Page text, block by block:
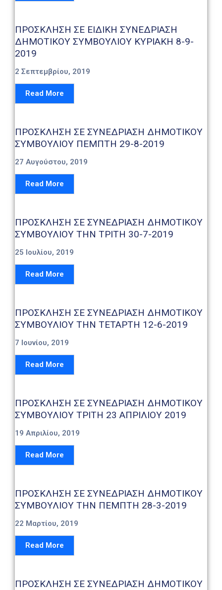
ΠΡΟΣΚΛΗΣΗ ΣΕ ΕΙΔΙΚΗ ΣΥΝΕΔΡΙΑΣΗ
ΔΗΜΟΤΙΚΟΥ ΣΥΜΒΟΥΛΙΟΥ ΚΥΡΙΑΚΗ 8-9-
2019
2 Σεπτεμβρίου, 2019
Read More
ΠΡΟΣΚΛΗΣΗ ΣΕ ΣΥΝΕΔΡΙΑΣΗ ΔΗΜΟΤΙΚΟΥ
ΣΥΜΒΟΥΛΙΟΥ ΠΕΜΠΤΗ 29-8-2019
27 Αυγούστου, 2019
Read More
ΠΡΟΣΚΛΗΣΗ ΣΕ ΣΥΝΕΔΡΙΑΣΗ ΔΗΜΟΤΙΚΟΥ
ΣΥΜΒΟΥΛΙΟΥ ΤΗΝ ΤΡΙΤΗ 30-7-2019
25 Ιουλίου, 2019
Read More
ΠΡΟΣΚΛΗΣΗ ΣΕ ΣΥΝΕΔΡΙΑΣΗ ΔΗΜΟΤΙΚΟΥ
ΣΥΜΒΟΥΛΙΟΥ ΤΗΝ ΤΕΤΑΡΤΗ 12-6-2019
7 Ιουνίου, 2019
Read More
ΠΡΟΣΚΛΗΣΗ ΣΕ ΣΥΝΕΔΡΙΑΣΗ ΔΗΜΟΤΙΚΟΥ
ΣΥΜΒΟΥΛΙΟΥ ΤΡΙΤΗ 23 ΑΠΡΙΛΙΟΥ 2019
19 Απριλίου, 2019
Read More
ΠΡΟΣΚΛΗΣΗ ΣΕ ΣΥΝΕΔΡΙΑΣΗ ΔΗΜΟΤΙΚΟΥ
ΣΥΜΒΟΥΛΙΟΥ ΤΗΝ ΠΕΜΠΤΗ 28-3-2019
22 Μαρτίου, 2019
Read More
ΠΡΟΣΚΛΗΣΗ ΣΕ ΣΥΝΕΔΡΙΑΣΗ ΔΗΜΟΤΙΚΟΥ